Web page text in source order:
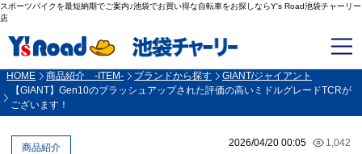
スポーツバイクを最短納期でご案内♪池袋でお買い得な自転車をお探しならY's Road池袋チャーリー
店
HOME 商品紹介 -ITEM- ブランドから探す
GIANT/ジャイアント
【GIANT】Gen10のブラッシュアップされた評価の高いミドルグレードTCRが
ございます！
2026/04/20 00:05 1,042
商品紹介